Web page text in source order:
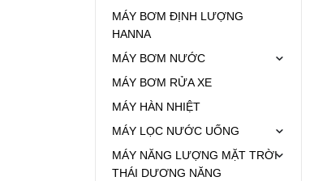
MÁY BƠM ĐỊNH LƯỢNG
HANNA
MÁY BƠM NƯỚC
MÁY BƠM RỬA XE
MÁY HÀN NHIỆT
MÁY LỌC NƯỚC UỐNG
MÁY NĂNG LƯỢNG MẶT TRỜI
THÁI DƯƠNG NĂNG